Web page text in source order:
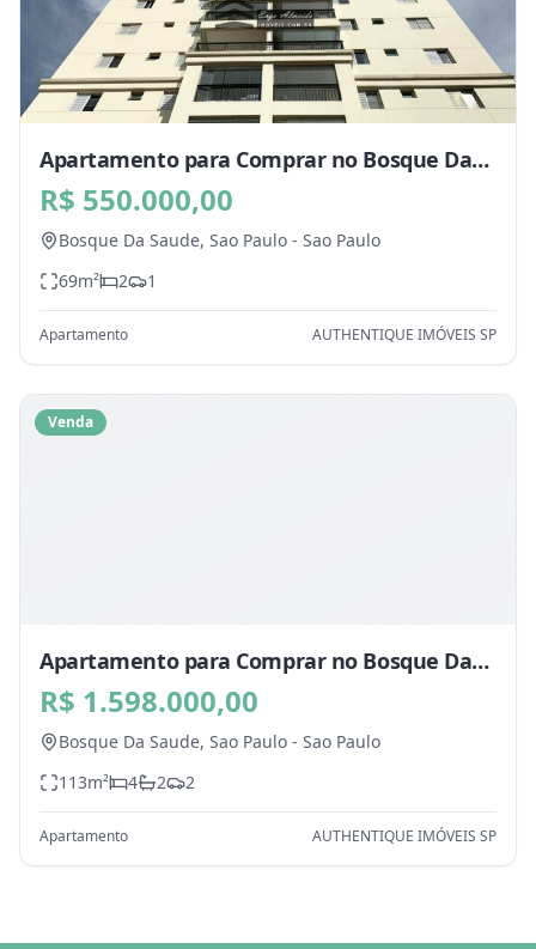
Apartamento para Comprar no Bosque Da
Saude, Sao Paulo - SP
R$ 550.000,00
Bosque Da Saude, Sao Paulo - Sao Paulo
69m² 2 1
Apartamento AUTHENTIQUE IMÓVEIS SP
Venda
Apartamento para Comprar no Bosque Da
Saude, Sao Paulo - SP
R$ 1.598.000,00
Bosque Da Saude, Sao Paulo - Sao Paulo
113m² 4 2 2
Apartamento AUTHENTIQUE IMÓVEIS SP